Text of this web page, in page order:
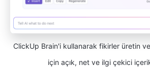
ClickUp Brain'i kullanarak fikirler üretin
için açık, net ve ilgi çekici